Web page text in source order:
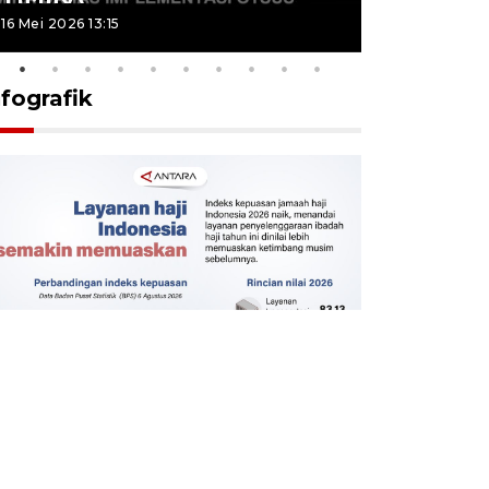
16 Mei 2026 13:15